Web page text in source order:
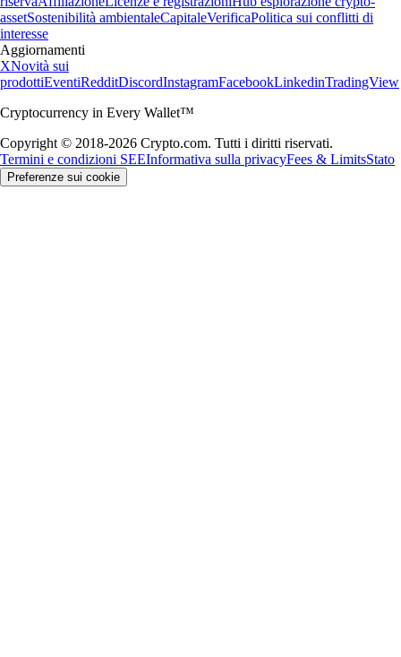
assetSostenibilità ambientaleCapitaleVerificaPolitica sui conflitti di
interesse
Aggiornamenti
XNovità sui
prodottiEventiRedditDiscordInstagramFacebookLinkedinTradingView
Cryptocurrency in Every Wallet™
Copyright © 2018-2026 Crypto.com. Tutti i diritti riservati.
Termini e condizioni SEEInformativa sulla privacyFees & LimitsStato
Preferenze sui cookie